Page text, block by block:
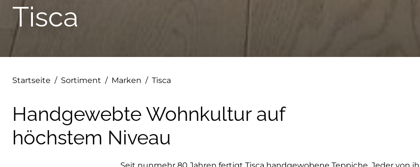
Tisca
Startseite / Sortiment / Marken / Tisca
Handgewebte Wohnkultur auf
höchstem Niveau